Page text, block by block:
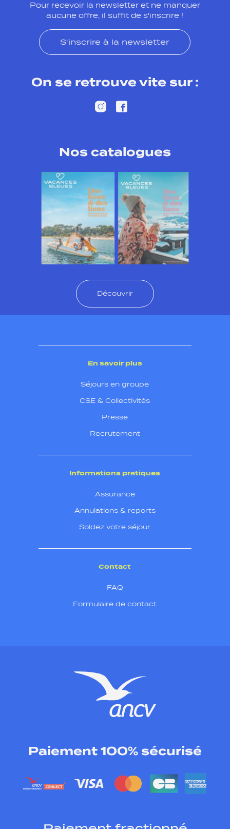
Pour recevoir la newsletter et ne manquer
aucune offre, il suffit de s'inscrire !
S'inscrire à la newsletter
On se retrouve vite sur :
Nos catalogues
Découvrir
En savoir plus
Séjours en groupe
CSE & Collectivités
Presse
Recrutement
Informations pratiques
Assurance
Annulations & reports
Soldez votre séjour
Contact
FAQ
Formulaire de contact
Paiement 100% sécurisé